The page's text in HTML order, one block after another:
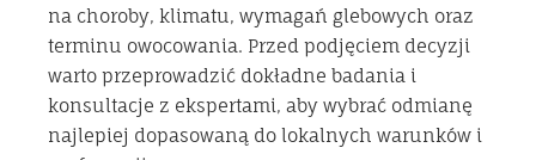
na choroby, klimatu, wymagań glebowych oraz
terminu owocowania. Przed podjęciem decyzji
warto przeprowadzić dokładne badania i
konsultacje z ekspertami, aby wybrać odmianę
najlepiej dopasowaną do lokalnych warunków i